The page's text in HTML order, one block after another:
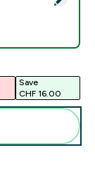
Save
CHF 16.00‎